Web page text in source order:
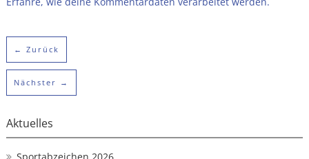
← Zurück
Nächster →
Aktuelles